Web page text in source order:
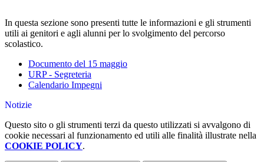
In questa sezione sono presenti tutte le informazioni e gli strumenti
utili ai genitori e agli alunni per lo svolgimento del percorso
scolastico.
Documento del 15 maggio
URP - Segreteria
Calendario Impegni
Notizie
Questo sito o gli strumenti terzi da questo utilizzati si avvalgono di
cookie necessari al funzionamento ed utili alle finalità illustrate nella
COOKIE POLICY.